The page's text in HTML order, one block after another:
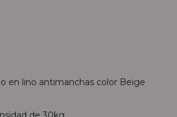
en lino antimanchas color Beige